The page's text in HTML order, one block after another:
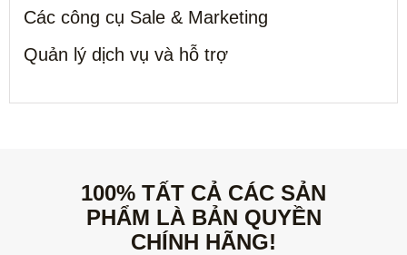
Các công cụ Sale & Marketing
Quản lý dịch vụ và hỗ trợ
100% TẤT CẢ CÁC SẢN
PHẨM LÀ BẢN QUYỀN
CHÍNH HÃNG!